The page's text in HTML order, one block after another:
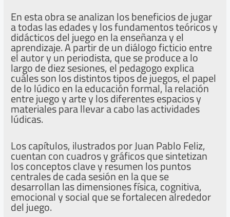
En esta obra se analizan los beneficios de jugar
a todas las edades y los fundamentos teóricos y
didácticos del juego en la enseñanza y el
aprendizaje. A partir de un diálogo ficticio entre
el autor y un periodista, que se produce a lo
largo de diez sesiones, el pedagogo explica
cuáles son los distintos tipos de juegos, el papel
de lo lúdico en la educación formal, la relación
entre juego y arte y los diferentes espacios y
materiales para llevar a cabo las actividades
lúdicas.
Los capítulos, ilustrados por Juan Pablo Feliz,
cuentan con cuadros y gráficos que sintetizan
los conceptos clave y resumen los puntos
centrales de cada sesión en la que se
desarrollan las dimensiones física, cognitiva,
emocional y social que se fortalecen alrededor
del juego.